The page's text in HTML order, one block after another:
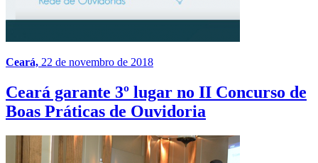
Ceará, 22 de novembro de 2018
Ceará garante 3º lugar no II Concurso de
Boas Práticas de Ouvidoria